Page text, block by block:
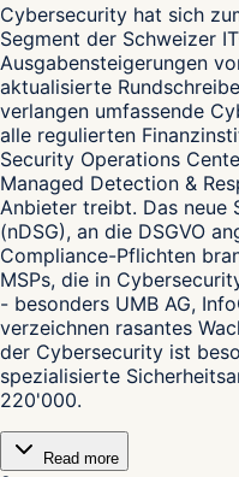
Cybersecurity hat sich
Segment der Schweizer
Ausgabensteigerungen
aktualisierte
verlangen umfassende
alle regulierten
Security Operations
Managed Detection &
Anbieter treibt. Das neue
(nDSG), an die DSGVO
Compliance-Pflichten
MSPs, die in
- besonders UMB AG,
verzeichnen rasantes
der Cybersecurity ist
spezialisierte
220'000.
Read more